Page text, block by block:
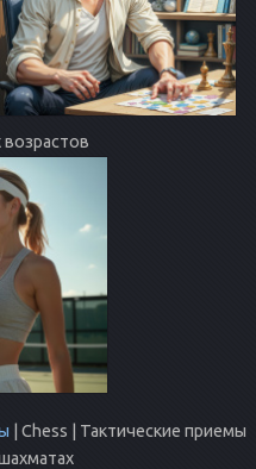
возрастов
| Chess | Тактические приемы